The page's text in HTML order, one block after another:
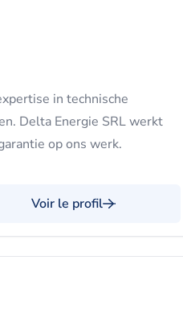
in technische
Delta Energie SRL werkt
op ons werk.
Voir le profil